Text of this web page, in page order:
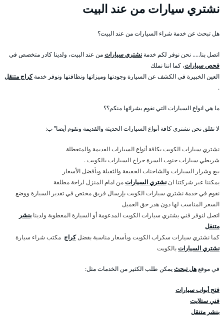
نشتري سيارات من عند البيت
هل تبحث عن خدمة شراء السيارات من عند البيت؟
اتصل بنا….. نحن نوفر لكم خدمةنشتري سياراتمن عند البيت، ولدينا كادر متخصص في
فحص سيارات، كما اننا نملك
العين الخبيرة في الكشف عن السيارة وجودتها وميزاتها ونظافتها ونوفر خدمةكراج متنقل
.
ما هي انواع السيارات التي نقوم بشرائها منكم؟؟
لا تقلق نحن نشتري كافة أنواع السيارات الحديثة والقديمة ونقوم أيضا” ب:
نشتري سيارات الكويت بكافة أنواع السيارات القديمة والمتعطلة
شريطي سيارات جنوب السرة حراج السيارات بالكويت .
بيع وشرار السيارات والشاحنات الخفيفة والثقيلة وبأفضل الأسعار
يمكننا عبر شركتنا ان نشتري السياراتمن امام المنزل لراحة مطلقة
نقوم في خدمة نشتري سيارات الكويت بإرسال فريق مختص في تقدير السيارة ووضع
السعر المناسب لها دون هدر حق العميل
اتصل لنوفر فني يشتري سيارات الكويت المدعومة أو السيارة المعطوبة ولدينا بنشر
متنقل
كما نشتري سيارات سكراب الكويت وبأسعار مناسبة بفضلكراج مكتب شراء سيارة
نشتري السياراتبالكويت
في موقعهل تبحثيمكن طلب الكثير من الخدمات مثل:
فتح أبواب سيارات
فني ستلايت
بنشر متنقل